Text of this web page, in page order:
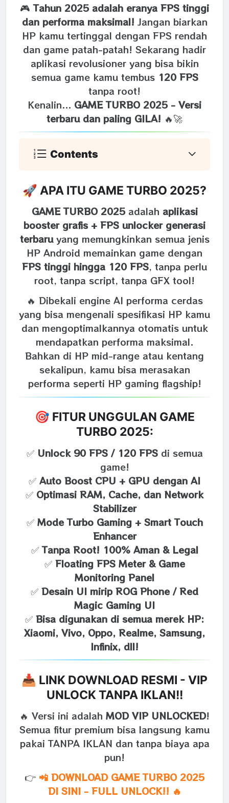
🎮Tahun 2025 adalah eranya FPS tinggi
dan performa maksimal! Jangan biarkan
HP kamu tertinggal dengan FPS rendah
dan game patah-patah! Sekarang hadir
aplikasi revolusioner yang bisa bikin
semua game kamu tembus 120 FPS
tanpa root!
Kenalin... GAME TURBO 2025 - Versi
terbaru dan paling GILA! 🔥🚀
Contents
🚀 APA ITU GAME TURBO 2025?
GAME TURBO 2025adalah aplikasi
booster grafis + FPS unlocker generasi
terbaruyang memungkinkan semua jenis
HP Android memainkan game dengan
FPS tinggi hingga 120 FPS, tanpa perlu
root, tanpa script, tanpa GFX tool!
🔥 Dibekali engine AI performa cerdas
yang bisa mengenali spesifikasi HP kamu
dan mengoptimalkannya otomatis untuk
mendapatkan performa maksimal.
Bahkan di HP mid-range atau kentang
sekalipun, kamu bisa merasakan
performa seperti HP gaming flagship!
🎯 FITUR UNGGULAN GAME
TURBO 2025:
✅ Unlock 90 FPS / 120 FPSdi semua
game!
✅ Auto Boost CPU + GPU dengan AI
✅ Optimasi RAM, Cache, dan Network
Stabilizer
✅ Mode Turbo Gaming + Smart Touch
Enhancer
✅Tanpa Root! 100% Aman & Legal
✅ Floating FPS Meter & Game
Monitoring Panel
✅ Desain UI mirip ROG Phone / Red
Magic Gaming UI
✅ Bisa digunakan di semua merek HP:
Xiaomi, Vivo, Oppo, Realme, Samsung,
Infinix, dll!
📥 LINK DOWNLOAD RESMI - VIP
UNLOCK TANPA IKLAN!!
🔥 Versi ini adalah MOD VIP UNLOCKED!
Semua fitur premium bisa langsung kamu
pakai TANPA IKLAN dan tanpa biaya apa
pun!
👉 📲 DOWNLOAD GAME TURBO 2025
DI SINI - FULL UNLOCK!! 🔥